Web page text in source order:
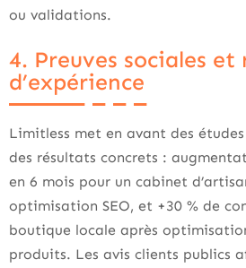
ou validations.
4. Preuves sociales et
d’expérience
Limitless met en avant des
des résultats concrets :
en 6 mois pour un cabinet
optimisation SEO, et +30 % de
boutique locale après
produits. Les avis clients publics